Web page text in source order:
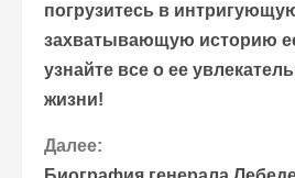
о
д
о
л
погрузитесь в
захватывающую историю
узнайте все о ее
жизни!
Далее: